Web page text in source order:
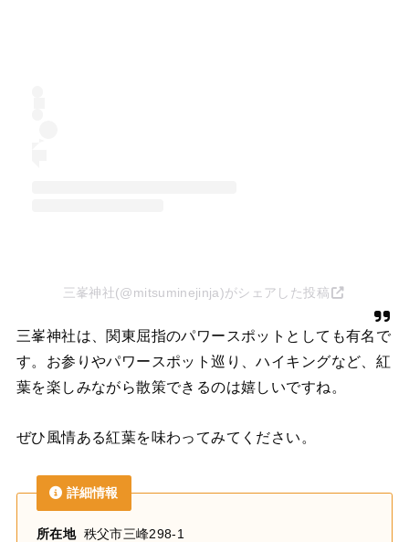
三峯神社(@mitsuminejinja)がシェアした投稿
三峯神社は、関東屈指のパワースポットとしても有名で
す。お参りやパワースポット巡り、ハイキングなど、紅
葉を楽しみながら散策できるのは嬉しいですね。
ぜひ風情ある紅葉を味わってみてください。
詳細情報
所在地秩父市三峰298-1